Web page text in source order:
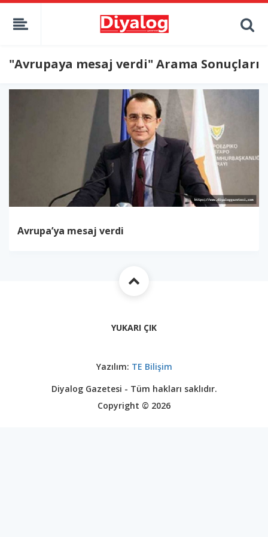
"Avrupaya mesaj verdi" Arama Sonuçları
Avrupa’ya mesaj verdi
YUKARI ÇIK
Yazılım: TE Bilişim
Diyalog Gazetesi - Tüm hakları saklıdır.
Copyright © 2026